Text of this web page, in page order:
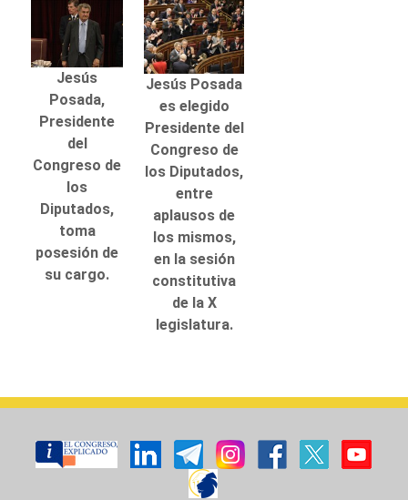
Jesús
Posada,
Presidente
del
Congreso de
los
Diputados,
toma
posesión de
su cargo.
Jesús Posada
es elegido
Presidente del
Congreso de
los Diputados,
entre
aplausos de
los mismos,
en la sesión
constitutiva
de la X
legislatura.